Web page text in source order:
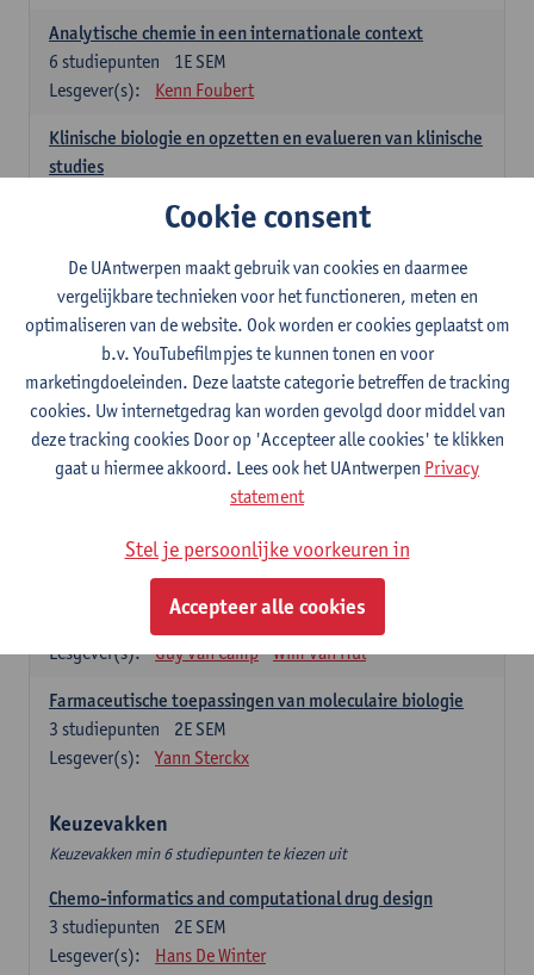
Analytische chemie in een internationale context
1E SEM
6 studiepunten
Lesgever(s):
Kenn Foubert
Klinische biologie en opzetten en evalueren van klinische
studies
Kathleen Deiteren
Judith Leurs
Glenn A L Van Den Bosch
Annick Van Riel
Ellen Verhavert
Steven Weekx
Apotheekstage I
2E SEM
12studiepunten
Lesgever(s):
Hans De Loof
Guido De Meyer
Filip Kiekens
Dominique Jans
Farmacotherapie en farmaceutische zorg II
Lesgever(s):
Hans De Loof
Genetica en farmacogenetica
2E SEM
Lesgever(s):
Guy Van Camp Wim Van Hul
Farmaceutische toepassingen van moleculaire biologie
2E SEM
3 studiepunten
Lesgever(s):
Yann Sterckx
Keuzevakken
Keuzevakken min 6 studiepunten te kiezen uit
Chemo-informatics and computational drug design
2E SEM
3 studiepunten
Lesgever(s):
Hans De Winter
Cookie consent
De UAntwerpen maakt gebruik van cookies en daarmee
vergelijkbare technieken voor het functioneren, meten en
optimaliseren van de website. Ook worden er cookies geplaatst om
b.v. YouTubefilmpjes te kunnen tonen en voor
marketingdoeleinden. Deze laatste categorie betreffen de tracking
cookies. Uw internetgedrag kan worden gevolgd door middel van
deze tracking cookies Door op 'Accepteer alle cookies' te klikken
gaat u hiermee akkoord. Lees ook het UAntwerpen Privacy
statement
Stel je persoonlijke voorkeuren in
Accepteer alle cookies